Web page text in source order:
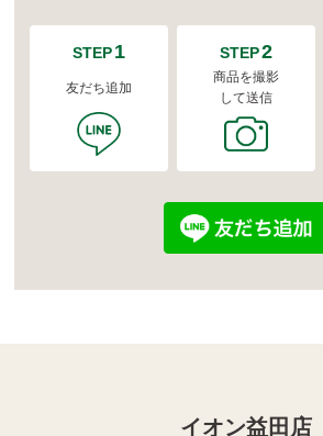
STEP1
友だち追加
STEP2
商品を撮影
して送信
イオン益田店